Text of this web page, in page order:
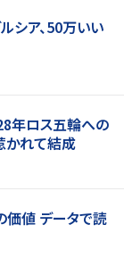
シア、50万いい
年ロス五輪への
かれて結成
価値 データで読